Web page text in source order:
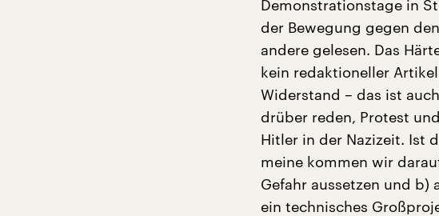
Demonstrationstage in
der Bewegung gegen
andere gelesen. Das
kein redaktioneller
Widerstand – das ist
drüber reden, Protest
Hitler in der Nazizeit. Ist
meine kommen wir
Gefahr aussetzen und
ein technisches